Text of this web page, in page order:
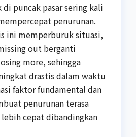
puncak pasar sering kali
penurunan.
ini memperburuk situasi,
out berganti
more, sehingga
drastis dalam waktu
faktor fundamental dan
penurunan terasa
cepat dibandingkan